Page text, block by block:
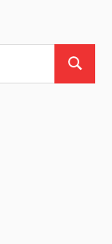
Search